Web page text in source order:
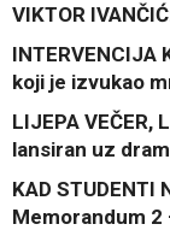
VIKTOR
INTERVENCIJA
koji je izvukao
LIJEPA
lansiran uz
KAD STUDENTI
Memorandum 2